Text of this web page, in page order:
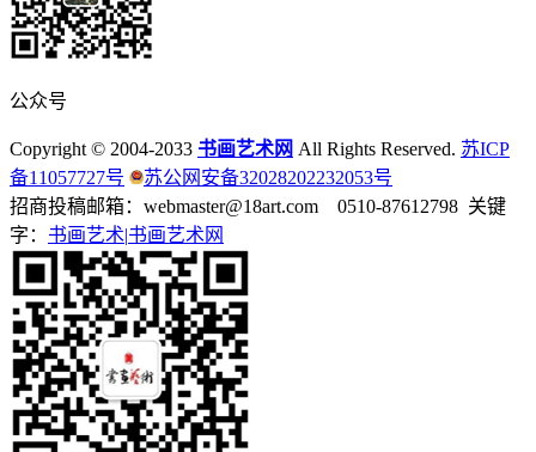
公众号
Copyright © 2004-2033 书画艺术网 All Rights Reserved. 苏ICP
备11057727号
苏公网安备32028202232053号
招商投稿邮箱：webmaster@18art.com 0510-87612798 关键
字： 书画艺术|书画艺术网